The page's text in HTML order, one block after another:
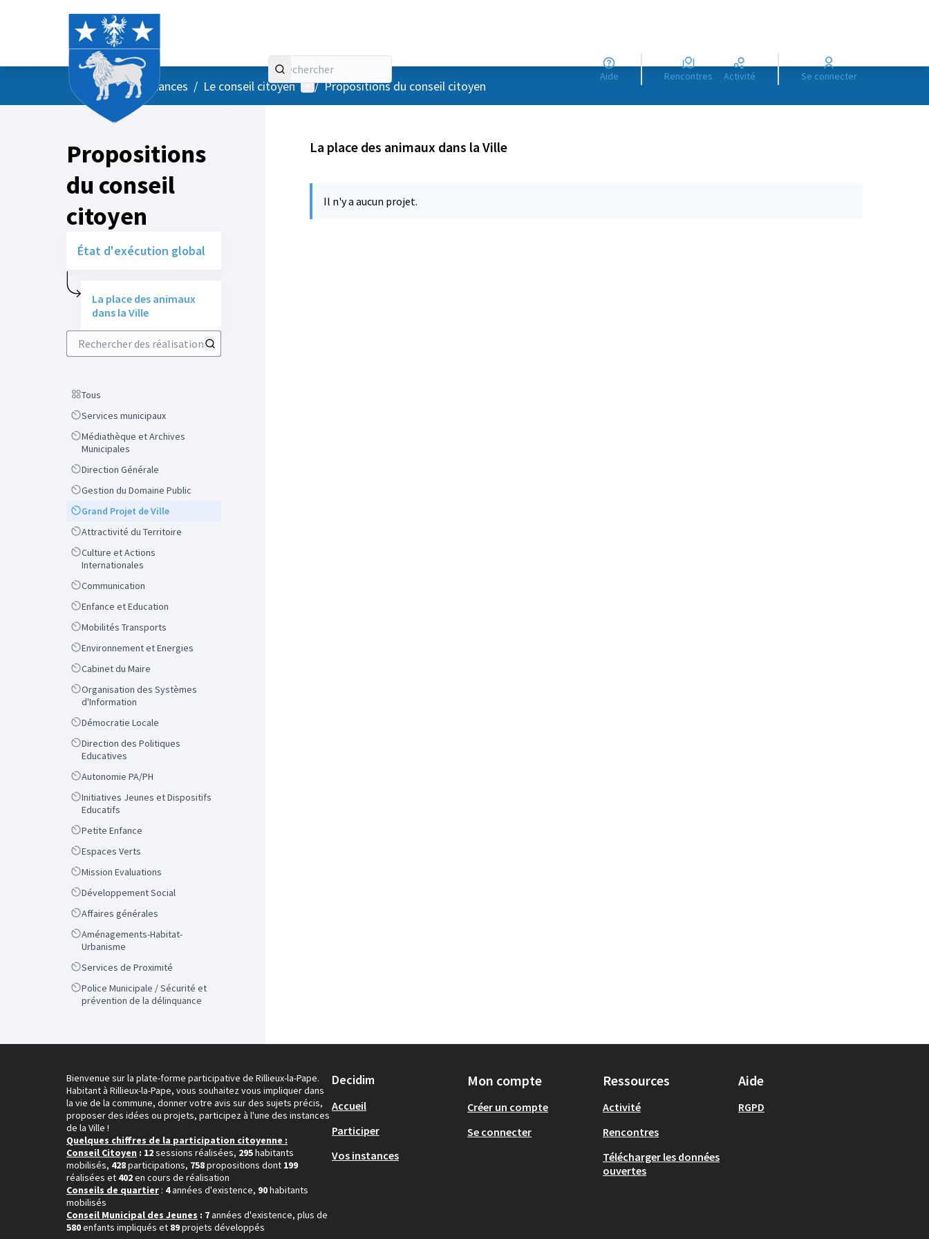
Aide Rencontres Activité Se connecter
AccueilMenu principal
/ Vos instances / Le conseil citoyen Menu utilisateur
/ Propositions du conseil citoyen
Propositions
du conseil
citoyen
État d'exécution global
La place des animaux
dans la Ville
Rechercher des réalisations
Scope
Tous
ScopeServices municipaux
Scope
Médiathèque et Archives
Municipales
ScopeDirection Générale
ScopeGestion du Domaine Public
ScopeGrand Projet de Ville
ScopeAttractivité du Territoire
Scope
Culture et Actions
Internationales
ScopeCommunication
ScopeEnfance et Education
ScopeMobilités Transports
ScopeEnvironnement et Energies
ScopeCabinet du Maire
Scope
Organisation des Systèmes
d'Information
ScopeDémocratie Locale
Scope
Direction des Politiques
Educatives
ScopeAutonomie PA/PH
Scope
Initiatives Jeunes et Dispositifs
Educatifs
ScopePetite Enfance
ScopeEspaces Verts
ScopeMission Evaluations
ScopeDéveloppement Social
ScopeAffaires générales
Scope
Aménagements-Habitat-
Urbanisme
ScopeServices de Proximité
Scope
Police Municipale / Sécurité et
prévention de la délinquance
La place des animaux dans la Ville
Il n'y a aucun projet.
Bienvenue sur la plate-forme participative de Rillieux-la-Pape.
Habitant à Rillieux-la-Pape, vous souhaitez vous impliquer dans
la vie de la commune, donner votre avis sur des sujets précis,
proposer des idées ou projets, participez à l'une des instances
de la Ville !
Quelques chiffres de la participation citoyenne :
Conseil Citoyen : 12sessions réalisées, 295habitants
mobilisés, 428participations, 758propositions dont 199
réalisées et 402en cours de réalisation
Conseils de quartier : 4années d'existence, 90habitants
mobilisés
Conseil Municipal des Jeunes : 7années d'existence, plus de
580enfants impliqués et 89projets développés
Decidim
Accueil
Participer
Vos instances
Mon compte
Créer un compte
Se connecter
Ressources
Activité
Rencontres
Télécharger les données
ouvertes
Aide
RGPD